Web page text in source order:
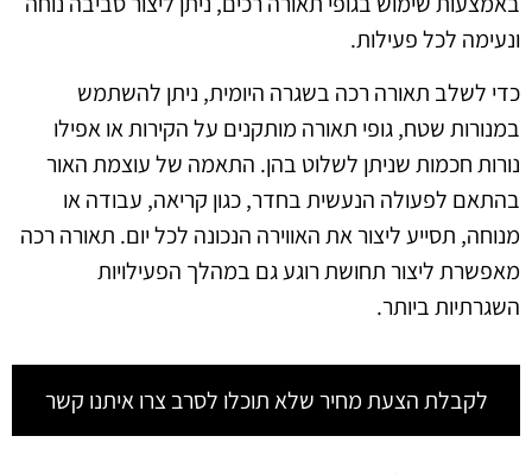
ונעימה לכל פעילות.
כדי לשלב תאורה רכה בשגרה היומית, ניתן להשתמש
במנורות שטח, גופי תאורה מותקנים על הקירות או אפילו
נורות חכמות שניתן לשלוט בהן. התאמה של עוצמת האור
בהתאם לפעולה הנעשית בחדר, כגון קריאה, עבודה או
מנוחה, תסייע ליצור את האווירה הנכונה לכל יום. תאורה רכה
מאפשרת ליצור תחושת רוגע גם במהלך הפעילויות
השגרתיות ביותר.
לקבלת הצעת מחיר שלא תוכלו לסרב צרו איתנו קשר